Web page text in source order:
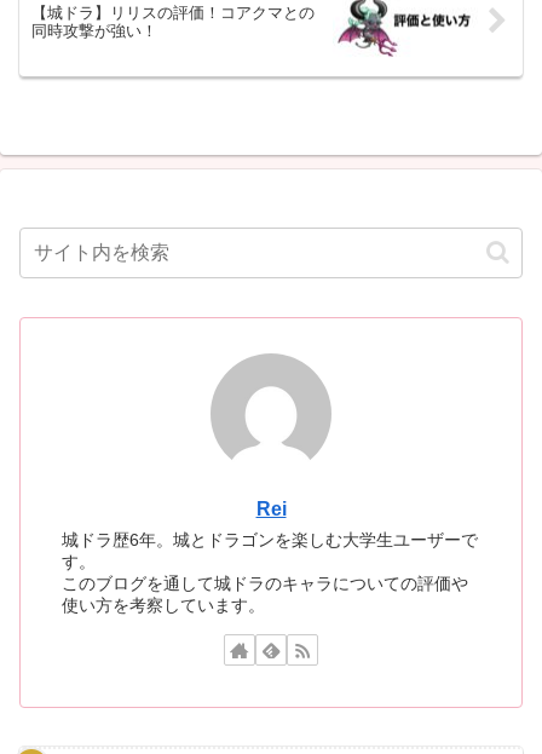
【城ドラ】リリスの評価！コアクマとの
同時攻撃が強い！
Rei
城ドラ歴6年。城とドラゴンを楽しむ大学生ユーザーで
す。
このブログを通して城ドラのキャラについての評価や
使い方を考察しています。